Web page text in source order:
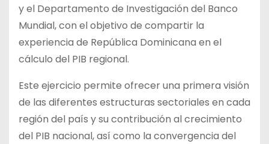
y el Departamento de Investigación del Banco
Mundial, con el objetivo de compartir la
experiencia de República Dominicana en el
cálculo del PIB regional.
Este ejercicio permite ofrecer una primera visión
de las diferentes estructuras sectoriales en cada
región del país y su contribución al crecimiento
del PIB nacional, así como la convergencia del